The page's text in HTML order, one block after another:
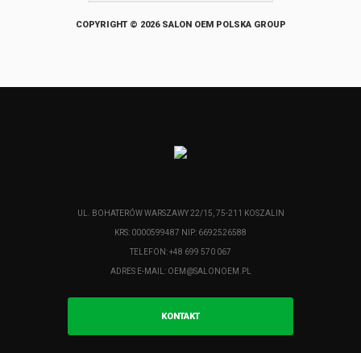
COPYRIGHT © 2026 SALON OEM POLSKA GROUP
UL. BOHATERÓW WARSZAWY 22/15, 75-211 KOSZALIN
KRS: 0000599487 NIP: 6692526588
TELEFON: +48 699 570 067
ADRES E-MAIL: OEM@SALONOEM.PL
KONTAKT